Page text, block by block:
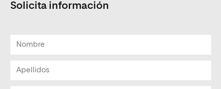
Solicita información